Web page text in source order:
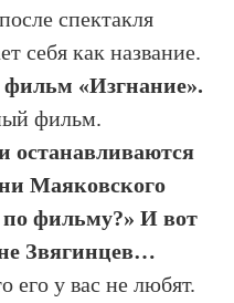
спектакля
себя как название.
«Изгнание».
фильм.
останавливаются
Маяковского
по фильму?» И вот
Звягинцев…
у вас не любят.